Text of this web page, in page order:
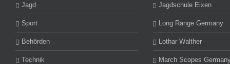
Jagd
Sport
Behörden
Technik
Jagdschule Eixen
Long Range Germany
Lothar Walther
March Scopes